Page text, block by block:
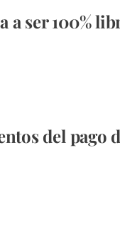
a ser 100%
del pago